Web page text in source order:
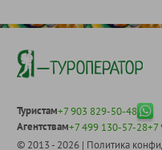
Туристам+7 903 829-50-48
Агентствам+7 499 130-57-28+7
© 2013 - 2026 | Политика